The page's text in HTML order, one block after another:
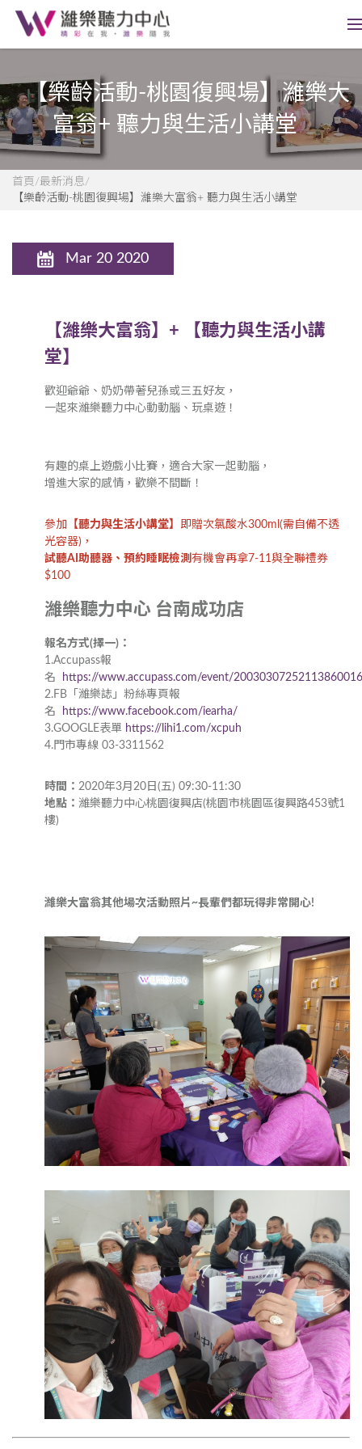
【樂齡活動-桃園復興場】濰樂大
富翁+ 聽力與生活小講堂
首頁 最新消息
【樂齡活動-桃園復興場】濰樂大富翁+ 聽力與生活小講堂
Mar 20 2020
【濰樂大富翁】+ 【聽力與生活小講
堂】
歡迎爺爺、奶奶帶著兒孫或三五好友，
一起來濰樂聽力中心動動腦、玩桌遊！
有趣的桌上遊戲小比賽，適合大家一起動腦，
增進大家的感情，歡樂不間斷！
參加 【聽力與生活小講堂】 即贈次氯酸水300ml(需自備不透
光容器)，
試聽AI助聽器、預約睡眠檢測有機會再拿7-11與全聯禮券
$100
濰樂聽力中心 台南成功店
報名方式(擇一)：
1.Accupass報
名
https://www.accupass.com/event/
2.FB「濰樂誌」粉絲專頁報
名
https://www.facebook.com/iearha/
3.GOOGLE表單 https://lihi1.com/xcpuh
4.門市專線 03-3311562
時間： 2020年3月20日(五) 09:30-11:30
地點： 濰樂聽力中心桃園復興店(桃園市桃園區復興路453號1
樓)
濰樂大富翁其他場次活動照片~長輩們都玩得非常開心!